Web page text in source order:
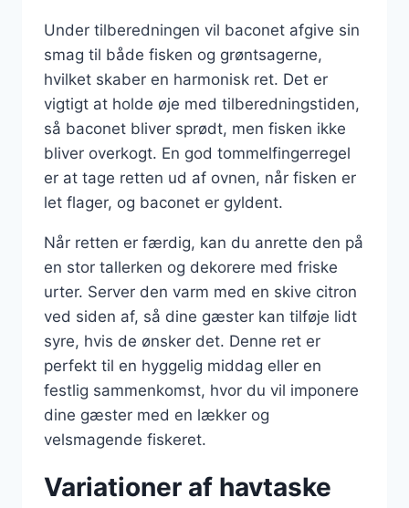
Under tilberedningen vil baconet afgive sin
smag til både fisken og grøntsagerne,
hvilket skaber en harmonisk ret. Det er
vigtigt at holde øje med tilberedningstiden,
så baconet bliver sprødt, men fisken ikke
bliver overkogt. En god tommelfingerregel
er at tage retten ud af ovnen, når fisken er
let flager, og baconet er gyldent.
Når retten er færdig, kan du anrette den på
en stor tallerken og dekorere med friske
urter. Server den varm med en skive citron
ved siden af, så dine gæster kan tilføje lidt
syre, hvis de ønsker det. Denne ret er
perfekt til en hyggelig middag eller en
festlig sammenkomst, hvor du vil imponere
dine gæster med en lækker og
velsmagende fiskeret.
Variationer af havtaske